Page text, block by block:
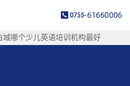
城哪个少儿英语培训机构最好